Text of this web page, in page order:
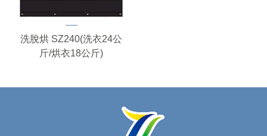
洗脫烘 SZ240(洗衣24公
斤/烘衣18公斤)